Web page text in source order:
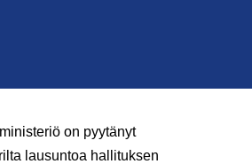
on pyytänyt
lausuntoa hallituksen